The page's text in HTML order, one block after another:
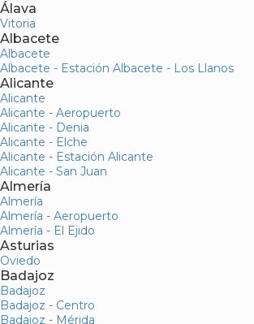
Álava
Vitoria
Albacete
Albacete
Albacete - Estación Albacete - Los Llanos
Alicante
Alicante
Alicante - Aeropuerto
Alicante - Denia
Alicante - Elche
Alicante - Estación Alicante
Alicante - San Juan
Almería
Almería
Almería - Aeropuerto
Almería - El Ejido
Asturias
Oviedo
Badajoz
Badajoz
Badajoz - Centro
Badajoz - Mérida